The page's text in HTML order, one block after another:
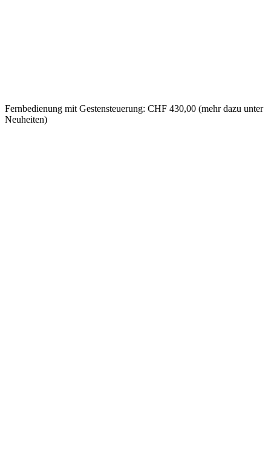
Fernbedienung mit Gestensteuerung: CHF 430,00 (mehr dazu unter
Neuheiten)